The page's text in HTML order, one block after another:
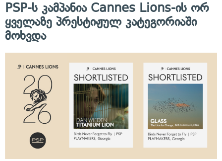
PSP-ს კამპანია Cannes Lions-ის ორ
ყველაზე პრესტიჟულ კატეგორიაში
მოხვდა